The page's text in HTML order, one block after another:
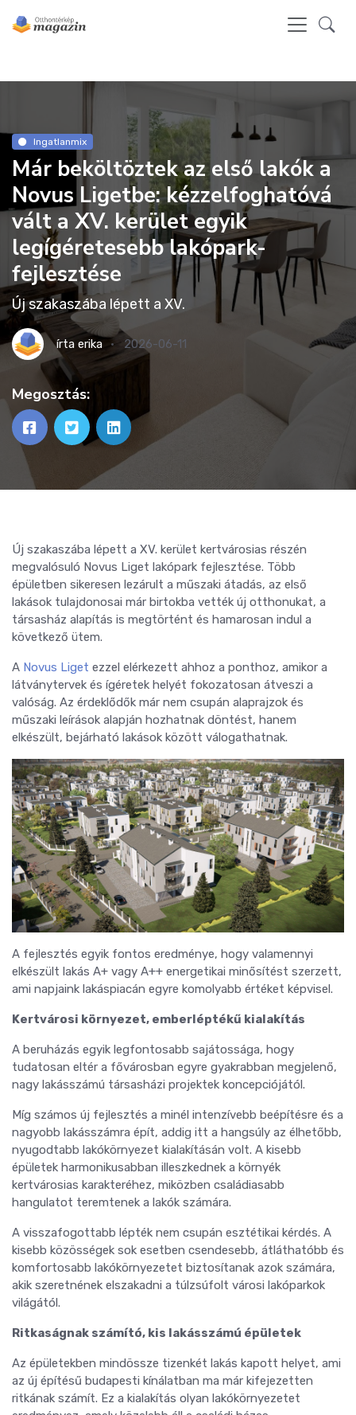
Ingatlanmix
Már beköltöztek az első lakók a
Novus Ligetbe: kézzelfoghatóvá
vált a XV. kerület egyik
legígéretesebb lakópark-
fejlesztése
Új szakaszába lépett a XV.
írta erika 2026-06-11
Megosztás:
Új szakaszába lépett a XV. kerület kertvárosias részén
megvalósuló Novus Liget lakópark fejlesztése. Több
épületben sikeresen lezárult a műszaki átadás, az első
lakások tulajdonosai már birtokba vették új otthonukat, a
társasház alapítás is megtörtént és hamarosan indul a
következő ütem.
A Novus Liget ezzel elérkezett ahhoz a ponthoz, amikor a
látványtervek és ígéretek helyét fokozatosan átveszi a
valóság. Az érdeklődők már nem csupán alaprajzok és
műszaki leírások alapján hozhatnak döntést, hanem
elkészült, bejárható lakások között válogathatnak.
A fejlesztés egyik fontos eredménye, hogy valamennyi
elkészült lakás A+ vagy A++ energetikai minősítést szerzett,
ami napjaink lakáspiacán egyre komolyabb értéket képvisel.
Kertvárosi környezet, emberléptékű kialakítás
A beruházás egyik legfontosabb sajátossága, hogy
tudatosan eltér a fővárosban egyre gyakrabban megjelenő,
nagy lakásszámú társasházi projektek koncepciójától.
Míg számos új fejlesztés a minél intenzívebb beépítésre és a
nagyobb lakásszámra épít, addig itt a hangsúly az élhetőbb,
nyugodtabb lakókörnyezet kialakításán volt. A kisebb
épületek harmonikusabban illeszkednek a környék
kertvárosias karakteréhez, miközben családiasabb
hangulatot teremtenek a lakók számára.
A visszafogottabb lépték nem csupán esztétikai kérdés. A
kisebb közösségek sok esetben csendesebb, átláthatóbb és
komfortosabb lakókörnyezetet biztosítanak azok számára,
akik szeretnének elszakadni a túlzsúfolt városi lakóparkok
világától.
Ritkaságnak számító, kis lakásszámú épületek
Az épületekben mindössze tizenkét lakás kapott helyet, ami
az új építésű budapesti kínálatban ma már kifejezetten
ritkának számít. Ez a kialakítás olyan lakókörnyezetet